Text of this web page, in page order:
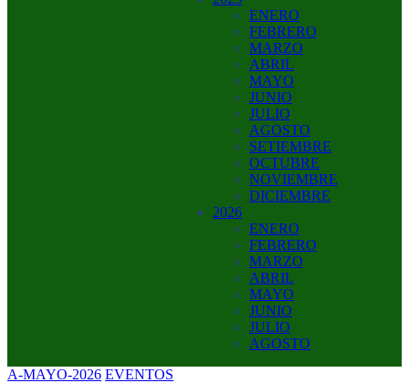
ENERO
FEBRERO
MARZO
ABRIL
MAYO
JUNIO
JULIO
AGOSTO
SETIEMBRE
OCTUBRE
NOVIEMBRE
DICIEMBRE
2026
ENERO
FEBRERO
MARZO
ABRIL
MAYO
JUNIO
JULIO
AGOSTO
A-MAYO-2026 EVENTOS